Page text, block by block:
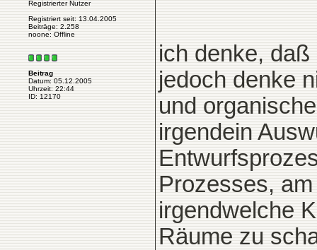
Registrierter Nutzer
Registriert seit: 13.04.2005
Beiträge: 2.258
noone: Offline
Beitrag
Datum: 05.12.2005
Uhrzeit: 22:44
ID: 12170
ich denke,
jedoch denke
und
irgendein
Prozesses,
irgendwelche
Räume zu